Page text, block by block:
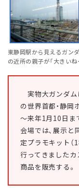
東静岡駅から見えるガン
の近所の親子が「大きいね
実物大ガンダム
の世界首都・静岡
～来年1月10日ま
会場では、展示
定プラモキット（
行ってきましたカ
商品を販売する。